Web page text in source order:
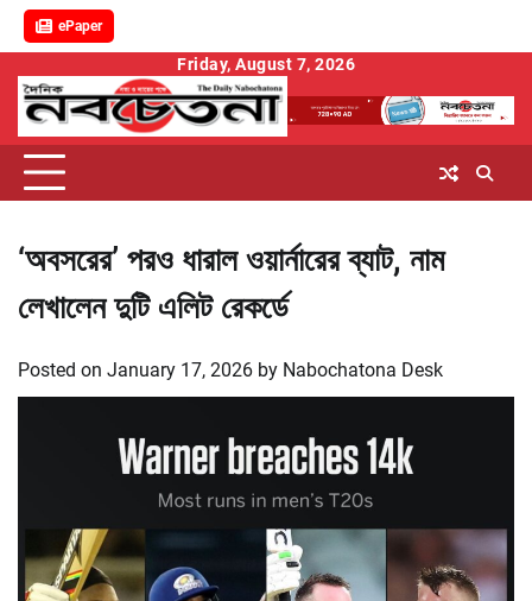
ePaper
content
Friday, August 7, 2026
‘অবসরের’ পরও ধারাল ওয়ার্নারের ব্যাট, নাম
লেখালেন দুটি এলিট রেকর্ডে
Posted on January 17, 2026 by Nabochatona Desk